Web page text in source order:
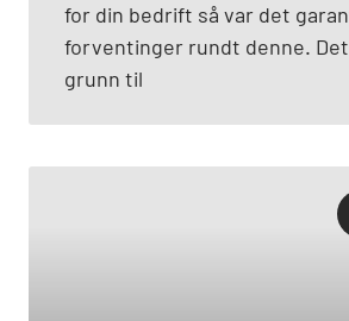
for din bedrift så var det
forventinger rundt denne.
grunn til